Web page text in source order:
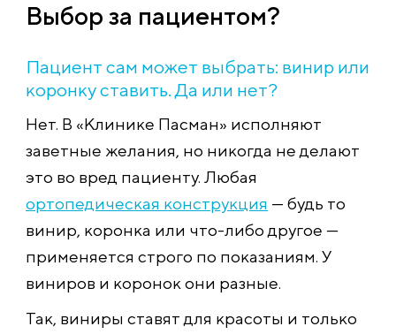
Выбор за пациентом?
Пациент сам может выбрать: винир или
коронку ставить. Да или нет?
Нет. В «Клинике Пасман» исполняют
заветные желания, но никогда не делают
это во вред пациенту. Любая
ортопедическая конструкция — будь то
винир, коронка или что-либо другое —
применяется строго по показаниям. У
виниров и коронок они разные.
Так, виниры ставят для красоты и только